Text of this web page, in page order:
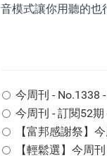
音模式讓你用聽的也
今周刊 - No.1338
今周刊 - 訂閱52期
【富邦感謝祭】
【輕鬆選】今周